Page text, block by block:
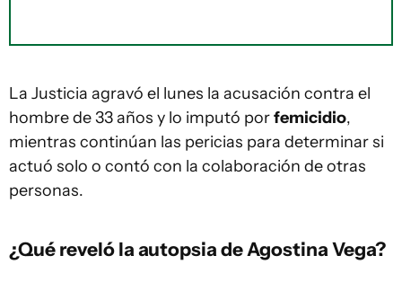
La Justicia agravó el lunes la acusación contra el
hombre de 33 años y lo imputó porfemicidio,
mientras continúan las pericias para determinar si
actuó solo o contó con la colaboración de otras
personas.
¿Qué reveló la autopsia de Agostina Vega?